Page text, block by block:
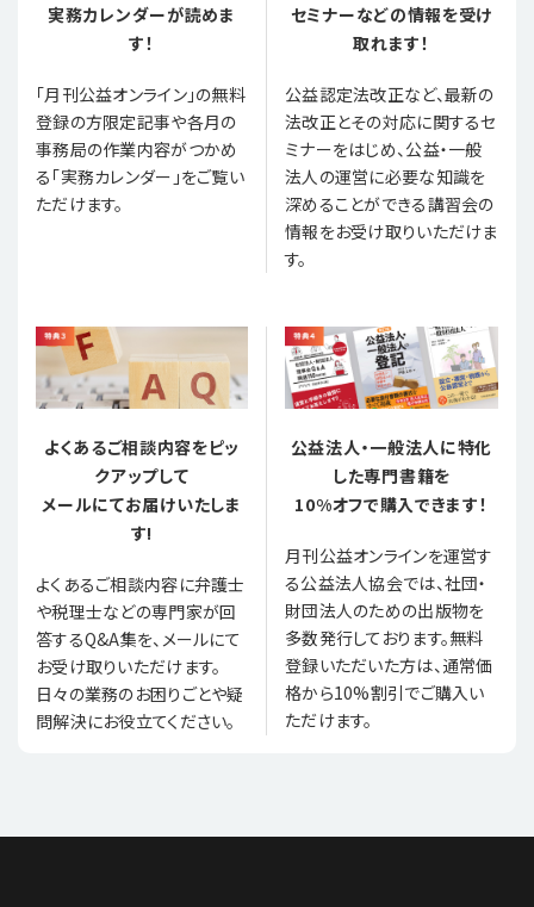
実務カレンダーが読めま
す！
「月刊公益オンライン」の無料
登録の方限定記事や各月の
事務局の作業内容がつかめ
る「実務カレンダー」をご覧い
ただけます。
セミナーなどの情報を受け
取れます！
公益認定法改正など、最新の
法改正とその対応に関するセ
ミナーをはじめ、公益・一般
法人の運営に必要な知識を
深めることができる講習会の
情報をお受け取りいただけま
す。
よくあるご相談内容をピッ
クアップして
メールにてお届けいたしま
す!
よくあるご相談内容に弁護士
や税理士などの専門家が回
答するQ&A集を、メールにて
お受け取りいただけます。
日々の業務のお困りごとや疑
問解決にお役立てください。
公益法人・一般法人に特化
した専門書籍を
10%オフで購入できます！
月刊公益オンラインを運営す
る公益法人協会では、社団・
財団法人のための出版物を
多数発行しております。無料
登録いただいた方は、通常価
格から10%割引でご購入い
ただけます。